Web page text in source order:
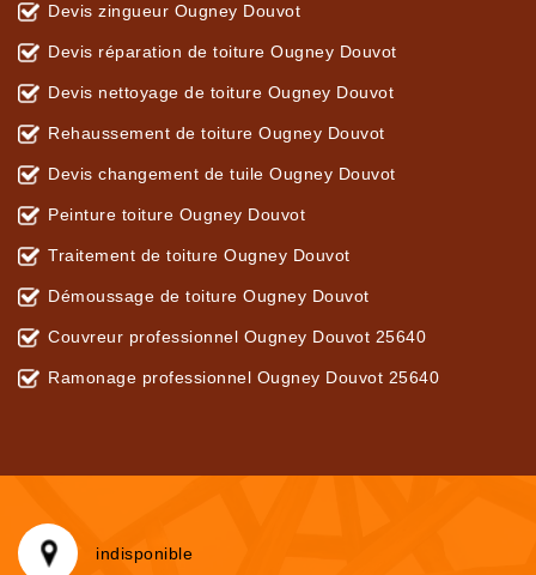
Devis zingueur Ougney Douvot
Devis réparation de toiture Ougney Douvot
Devis nettoyage de toiture Ougney Douvot
Rehaussement de toiture Ougney Douvot
Devis changement de tuile Ougney Douvot
Peinture toiture Ougney Douvot
Traitement de toiture Ougney Douvot
Démoussage de toiture Ougney Douvot
Couvreur professionnel Ougney Douvot 25640
Ramonage professionnel Ougney Douvot 25640
indisponible